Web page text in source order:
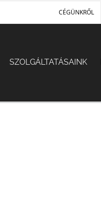
CÉGÜNKRŐL
SZOLGÁLTATÁSAINK